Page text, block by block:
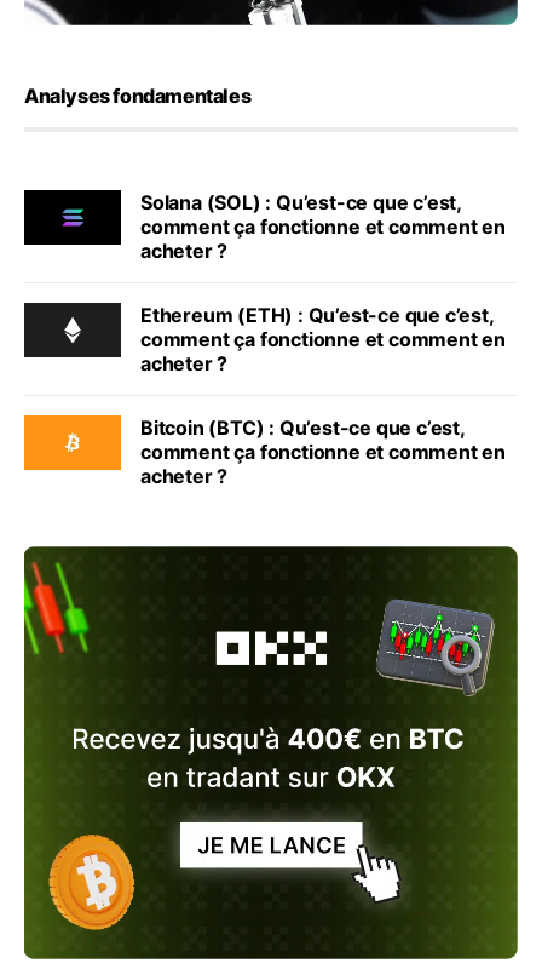
Analyses fondamentales
Solana (SOL) : Qu’est-ce que c’est,
comment ça fonctionne et comment en
acheter ?
Ethereum (ETH) : Qu’est-ce que c’est,
comment ça fonctionne et comment en
acheter ?
Bitcoin (BTC) : Qu’est-ce que c’est,
comment ça fonctionne et comment en
acheter ?